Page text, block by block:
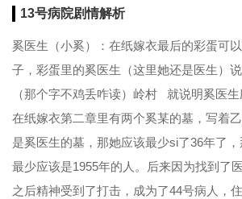
13号病院剧情解析
奚医生（小奚）：在纸嫁衣最后的彩蛋可
子，彩蛋里的奚医生（这里她还是医生）
（那个字不鸡丢咋读）岭村 就说明奚医生
在纸嫁衣第二章里有两个奚某的墓，写着
是奚医生的墓，那她应该最少si了36年了
最少应该是1955年的人。后来因为找到了
之后精神受到了打击，成为了44号病人，